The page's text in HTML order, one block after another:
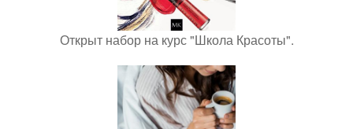
Открыт набор на курс "Школа Красоты".